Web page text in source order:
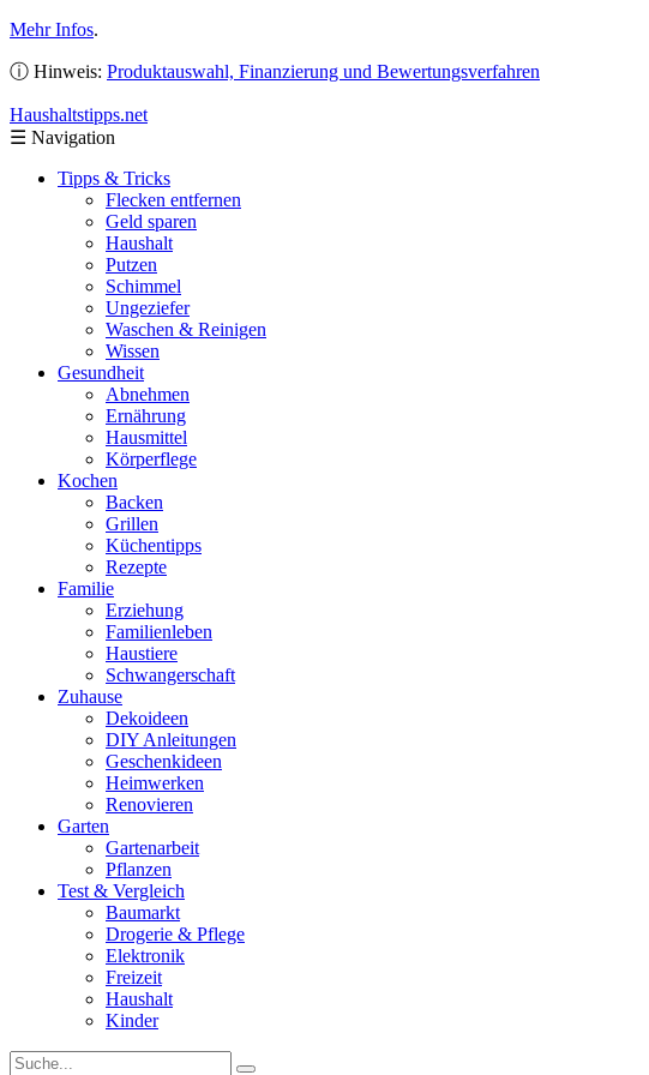
Mehr Infos.
ⓘ Hinweis: Produktauswahl, Finanzierung und Bewertungsverfahren
Haushaltstipps.net
☰ Navigation
Tipps & Tricks
Flecken entfernen
Geld sparen
Haushalt
Putzen
Schimmel
Ungeziefer
Waschen & Reinigen
Wissen
Gesundheit
Abnehmen
Ernährung
Hausmittel
Körperflege
Kochen
Backen
Grillen
Küchentipps
Rezepte
Familie
Erziehung
Familienleben
Haustiere
Schwangerschaft
Zuhause
Dekoideen
DIY Anleitungen
Geschenkideen
Heimwerken
Renovieren
Garten
Gartenarbeit
Pflanzen
Test & Vergleich
Baumarkt
Drogerie & Pflege
Elektronik
Freizeit
Haushalt
Kinder